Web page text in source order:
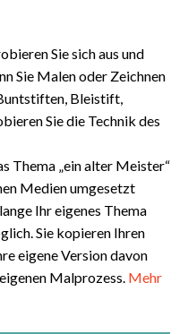
Sie sich aus und
Sie Malen oder Zeichnen
Bleistift,
Sie die Technik des
Thema „ein alter Meister“
Medien umgesetzt
Ihr eigenes Thema
Sie kopieren Ihren
eigene Version davon
Malprozess. Mehr